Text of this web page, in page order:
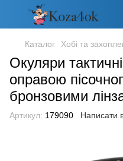
Каталог Хобі та
Окуляри
оправою
бронзовими
Артикул: 179090 Написати